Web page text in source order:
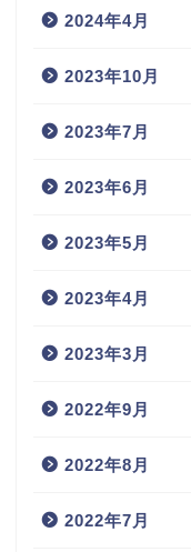
2024年4月
2023年10月
2023年7月
2023年6月
2023年5月
2023年4月
2023年3月
2022年9月
2022年8月
2022年7月